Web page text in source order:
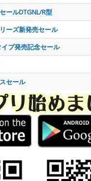
ールDTGNL/R型
ーズ新発売セール
プ発売記念セール
セール